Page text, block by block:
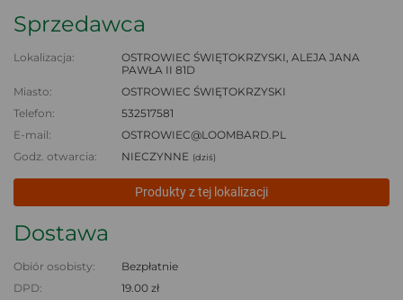
Sprzedawca
Lokalizacja:
OSTROWIEC ŚWIĘTOKRZYSKI, ALEJA JANA
PAWŁA II 81D
Miasto:
OSTROWIEC ŚWIĘTOKRZYSKI
Telefon:
532517581
E-mail:
OSTROWIEC@LOOMBARD.PL
Godz. otwarcia:
NIECZYNNE (dziś)
Produkty z tej lokalizacji
Dostawa
Obiór osobisty:
Bezpłatnie
DPD:
19.00 zł